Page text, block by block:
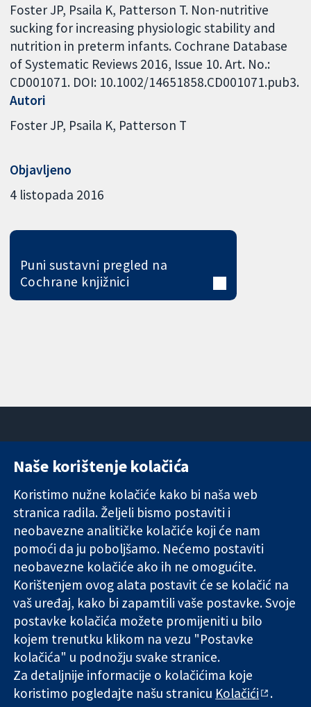
Foster JP, Psaila K, Patterson T. Non-nutritive
sucking for increasing physiologic stability and
nutrition in preterm infants. Cochrane Database
of Systematic Reviews 2016, Issue 10. Art. No.:
CD001071. DOI: 10.1002/14651858.CD001071.pub3.
Autori
Foster JP Psaila K Patterson T
Objavljeno
4 listopada 2016
Puni sustavni pregled na
Cochrane knjižnici
Pouzdani dokazi.
Utemeljeni
dokazi.
Bolje zdravlje.
11-13 Cavendish
London
W1G 0AN
Ujedinjeno
Kraljevstvo
Novosti
medije
O nama
Poslovi
Cochrane
Library
The Cochrane Collaboration is a charity (no. 1045921) and a
company limited by guarantee (no. 03044323) registered in
England & Wales. VAT registration number GB 718 2127 49.
Copyright © 2026 The Cochrane Collaboration
Naše korištenje kolačića
Koristimo nužne kolačiće kako bi naša web
stranica radila. Željeli bismo postaviti i
neobavezne analitičke kolačiće koji će nam
pomoći da ju poboljšamo. Nećemo postaviti
neobavezne kolačiće ako ih ne omogućite.
Korištenjem ovog alata postavit će se kolačić na
vaš uređaj, kako bi zapamtili vaše postavke. Svoje
postavke kolačića možete promijeniti u bilo
kojem trenutku klikom na vezu "Postavke
kolačića" u podnožju svake stranice.
Za detaljnije informacije o kolačićima koje
koristimo pogledajte našu stranicu Kolačići .